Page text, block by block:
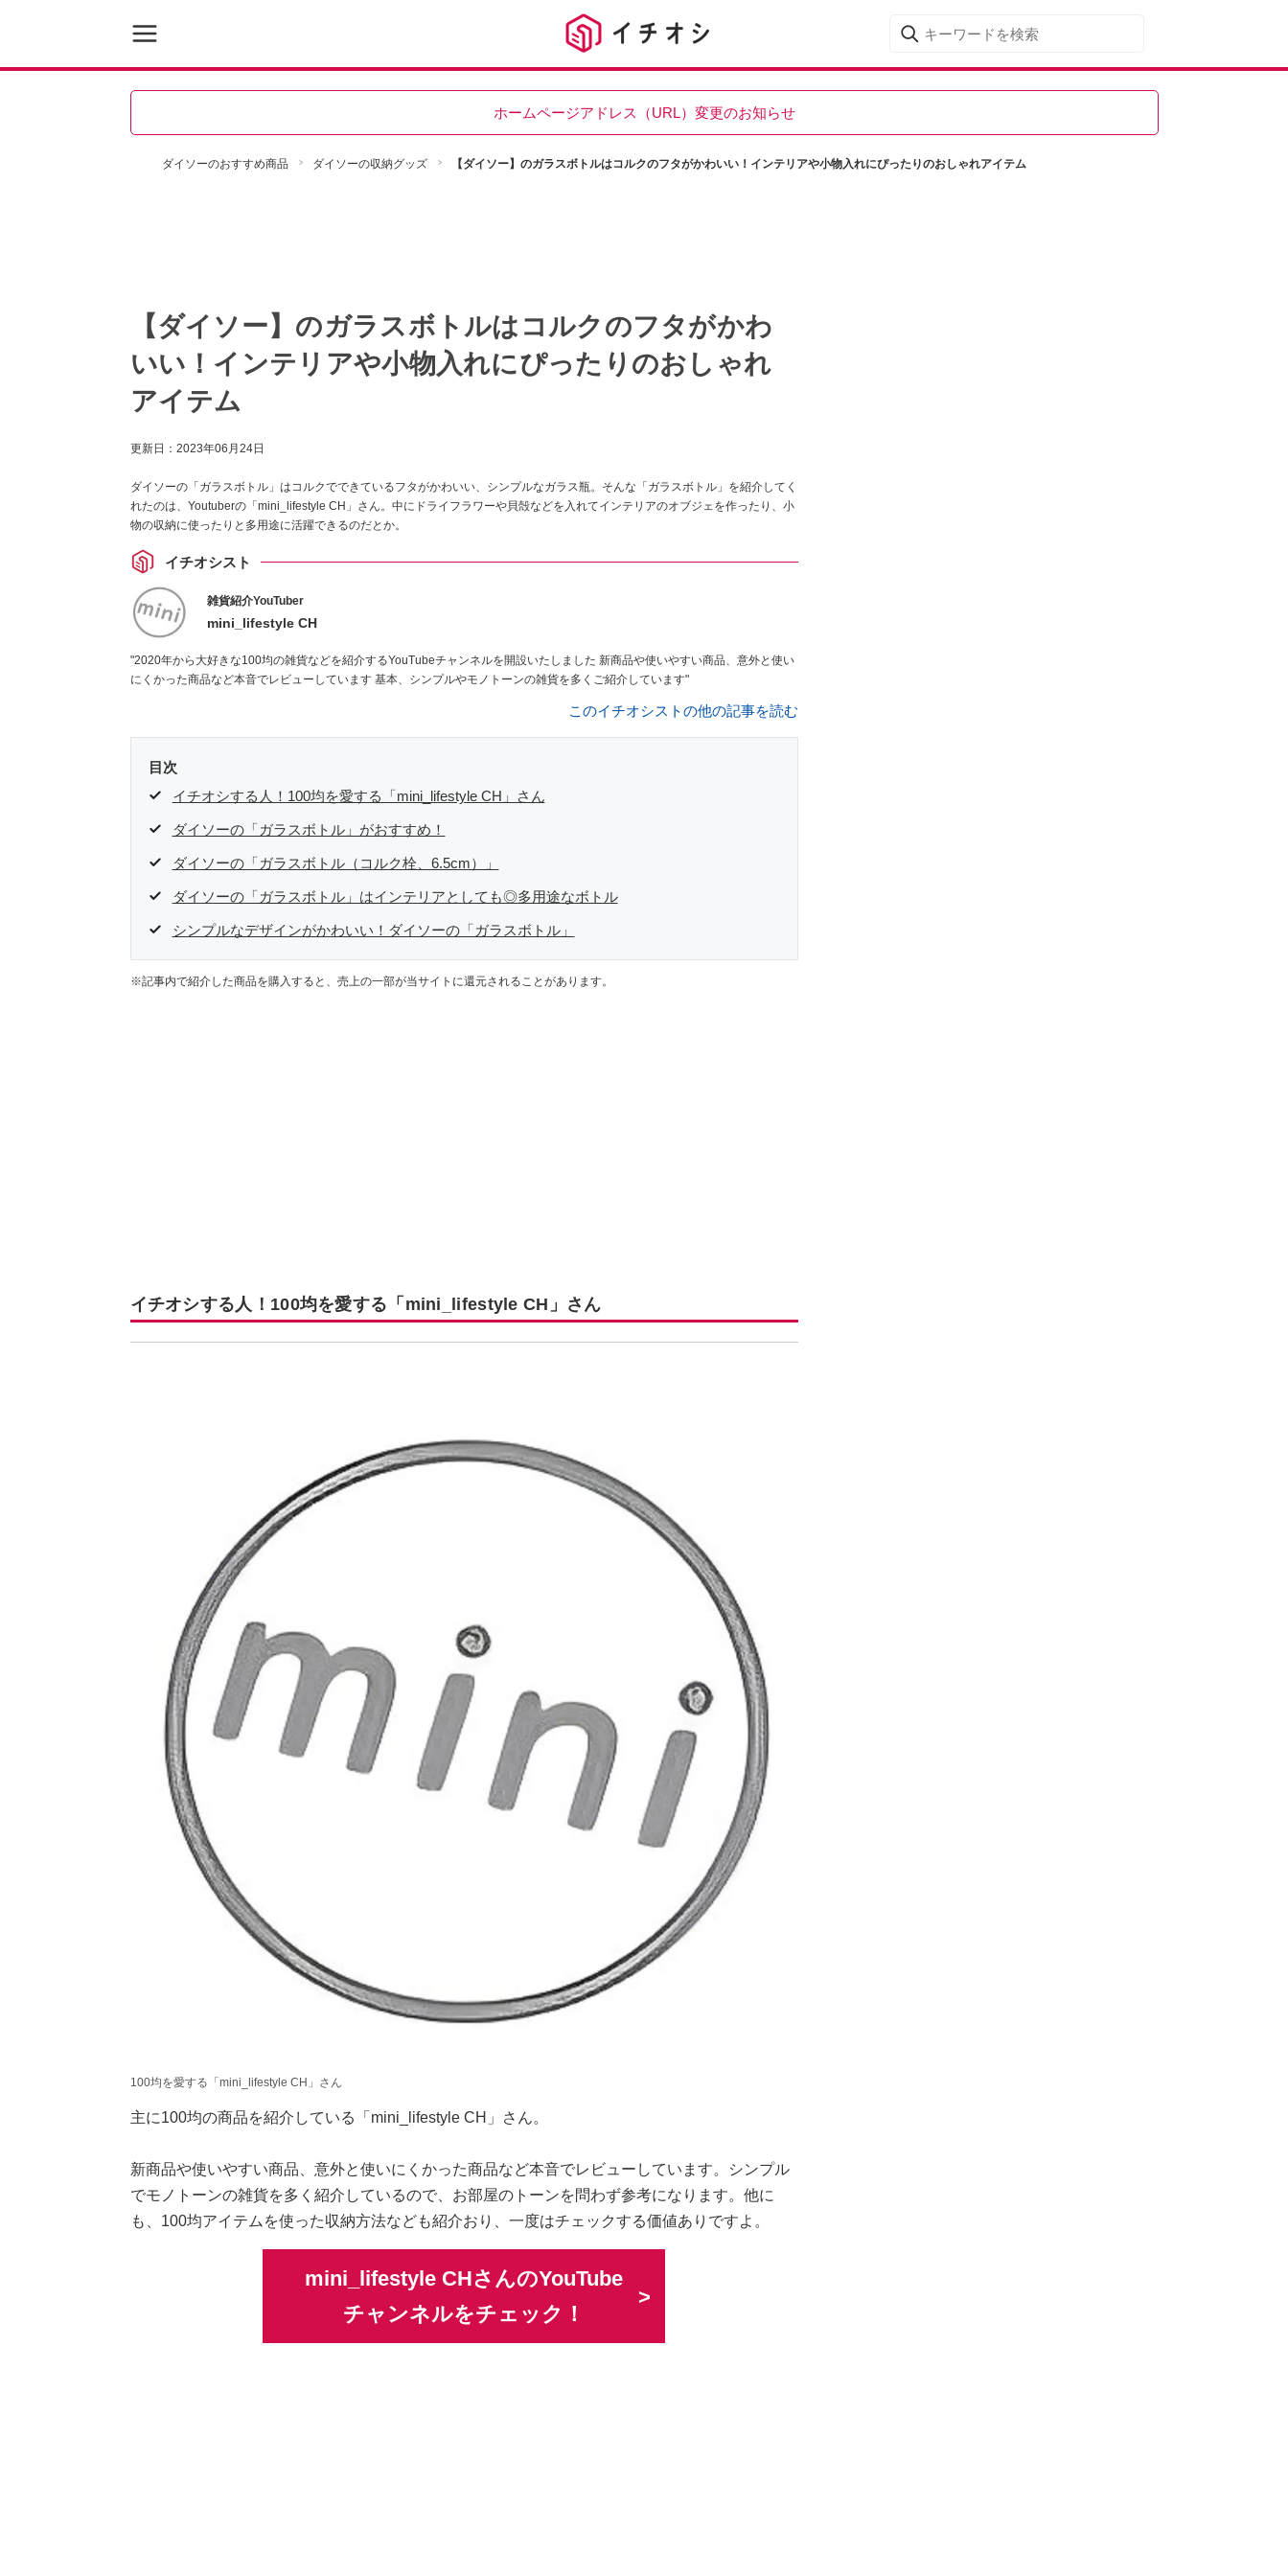
ホームページアドレス（URL）変更のお知らせ
ダイソーのおすすめ商品 ダイソーの収納グッズ 【ダイソー】のガラスボトルはコルクのフタがかわいい！インテリアや小物入れにぴったりのおしゃれアイテム
【ダイソー】のガラスボトルはコルクのフタがかわ
いい！インテリアや小物入れにぴったりのおしゃれ
アイテム
更新日： 2023年06月24日
ダイソーの「ガラスボトル」はコルクでできているフタがかわいい、シンプルなガラス瓶。そんな「ガラスボトル」を紹介してく
れたのは、Youtuberの「mini_lifestyle CH」さん。中にドライフラワーや貝殻などを入れてインテリアのオブジェを作ったり、小
物の収納に使ったりと多用途に活躍できるのだとか。
イチオシスト
雑貨紹介YouTuber
mini_lifestyle CH
"2020年から大好きな100均の雑貨などを紹介するYouTubeチャンネルを開設いたしました 新商品や使いやすい商品、意外と使い
にくかった商品など本音でレビューしています 基本、シンプルやモノトーンの雑貨を多くご紹介しています"
このイチオシストの他の記事を読む
目次
イチオシする人！100均を愛する「mini_lifestyle CH」さん
ダイソーの「ガラスボトル」がおすすめ！
ダイソーの「ガラスボトル（コルク栓、6.5cm）」
ダイソーの「ガラスボトル」はインテリアとしても◎多用途なボトル
シンプルなデザインがかわいい！ダイソーの「ガラスボトル」
※記事内で紹介した商品を購入すると、売上の一部が当サイトに還元されることがあります。
イチオシする人！100均を愛する「mini_lifestyle CH」さん
100均を愛する「mini_lifestyle CH」さん
主に100均の商品を紹介している「mini_lifestyle CH」さん。
新商品や使いやすい商品、意外と使いにくかった商品など本音でレビューしています。シンプル
でモノトーンの雑貨を多く紹介しているので、お部屋のトーンを問わず参考になります。他に
も、100均アイテムを使った収納方法なども紹介おり、一度はチェックする価値ありですよ。
mini_lifestyle CHさんのYouTube
チャンネルをチェック！